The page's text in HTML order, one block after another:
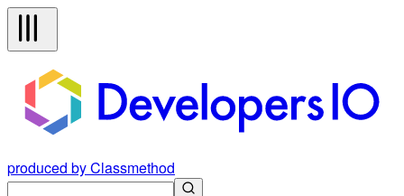
produced by Classmethod